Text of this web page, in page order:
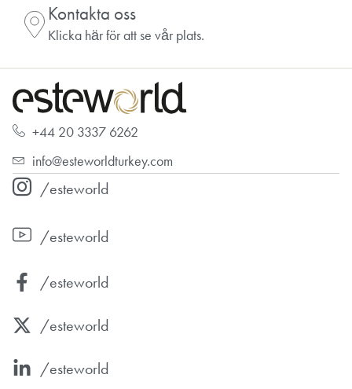
Kontakta oss
Klicka här för att se vår plats.
+44 20 3337 6262
info@esteworldturkey.com
/esteworld
/esteworld
/esteworld
/esteworld
/esteworld